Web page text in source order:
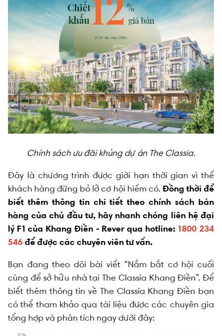
Chính sách ưu đãi khủng dự án The Classia.
Đây là chương trình được giới hạn thời gian vì thế
khách hàng đừng bỏ lỡ cơ hội hiếm có. Đồng thời để
biết thêm thông tin chi tiết theo chính sách bán
hàng của chủ đầu tư, hãy nhanh chóng liên hệ đại
lý F1 của Khang Điền - Rever qua hotline: 1800 234
546để được các chuyên viên tư vấn.
Bạn đang theo dõi bài viết “Nắm bắt cơ hội cuối
cùng để sở hữu nhà tại The Classia Khang Điền”. Để
biết thêm thông tin về The Classia Khang Điền bạn
có thể tham khảo qua tài liệu được các chuyên gia
tổng hợp và phân tích ngay dưới đây: